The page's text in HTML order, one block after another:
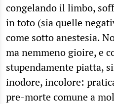
congelando il limbo,
in toto (sia quelle
come sotto anestesia.
ma nemmeno gioire, e
stupendamente piatta,
inodore, incolore:
pre-morte comune a